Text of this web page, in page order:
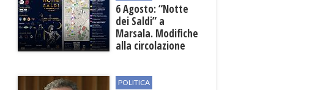
6 Agosto: “Notte
dei Saldi” a
Marsala. Modifiche
alla circolazione
manifestazione
POLITICA